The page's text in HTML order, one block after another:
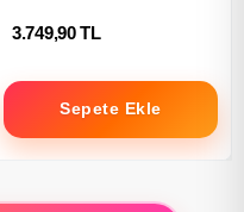
3.749,90 TL
Sepete Ekle